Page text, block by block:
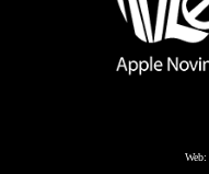
Web: